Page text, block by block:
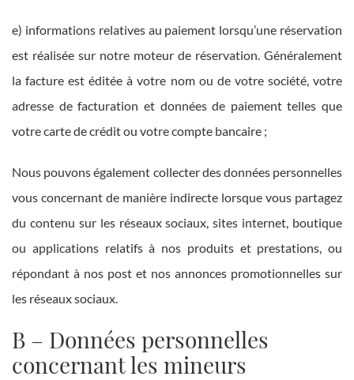
e) informations relatives au paiement lorsqu’une réservation
est réalisée sur notre moteur de réservation. Généralement
la facture est éditée à votre nom ou de votre société, votre
adresse de facturation et données de paiement telles que
votre carte de crédit ou votre compte bancaire ;
Nous pouvons également collecter des données personnelles
vous concernant de manière indirecte lorsque vous partagez
du contenu sur les réseaux sociaux, sites internet, boutique
ou applications relatifs à nos produits et prestations, ou
répondant à nos post et nos annonces promotionnelles sur
les réseaux sociaux.
B – Données personnelles
concernant les mineurs